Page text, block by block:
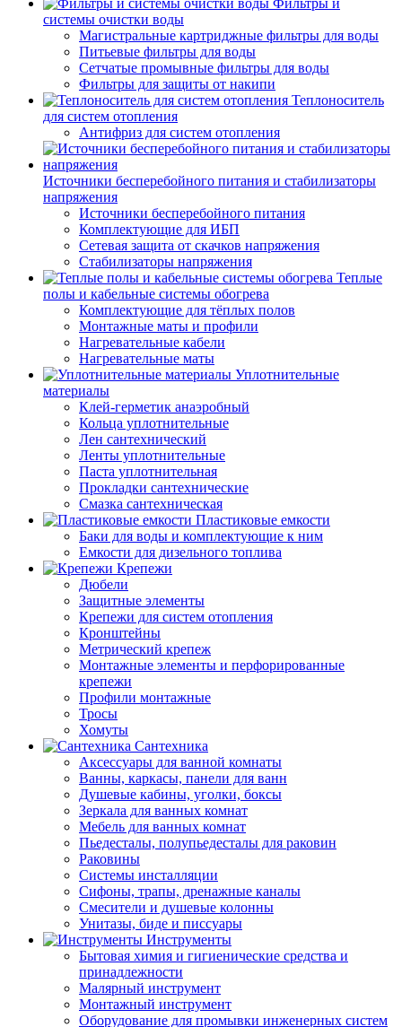
Фильтры и
системы очистки воды
Магистральные картриджные фильтры для воды
Питьевые фильтры для воды
Сетчатые промывные фильтры для воды
Фильтры для защиты от накипи
Теплоноситель
для систем отопления
Антифриз для систем отопления
Источники бесперебойного питания и стабилизаторы
напряжения
Источники бесперебойного питания
Комплектующие для ИБП
Сетевая защита от скачков напряжения
Стабилизаторы напряжения
Теплые
полы и кабельные системы обогрева
Комплектующие для тёплых полов
Монтажные маты и профили
Нагревательные кабели
Нагревательные маты
Уплотнительные
материалы
Клей-герметик анаэробный
Кольца уплотнительные
Лен сантехнический
Ленты уплотнительные
Паста уплотнительная
Прокладки сантехнические
Смазка сантехническая
Пластиковые емкости
Баки для воды и комплектующие к ним
Емкости для дизельного топлива
Крепежи
Дюбели
Защитные элементы
Крепежи для систем отопления
Кронштейны
Метрический крепеж
Монтажные элементы и перфорированные
крепежи
Профили монтажные
Тросы
Хомуты
Сантехника
Аксессуары для ванной комнаты
Ванны, каркасы, панели для ванн
Душевые кабины, уголки, боксы
Зеркала для ванных комнат
Мебель для ванных комнат
Пьедесталы, полупьедесталы для раковин
Раковины
Системы инсталляции
Сифоны, трапы, дренажные каналы
Смесители и душевые колонны
Унитазы, биде и писсуары
Инструменты
Бытовая химия и гигиенические средства и
принадлежности
Малярный инструмент
Монтажный инструмент
Оборудование для промывки инженерных систем